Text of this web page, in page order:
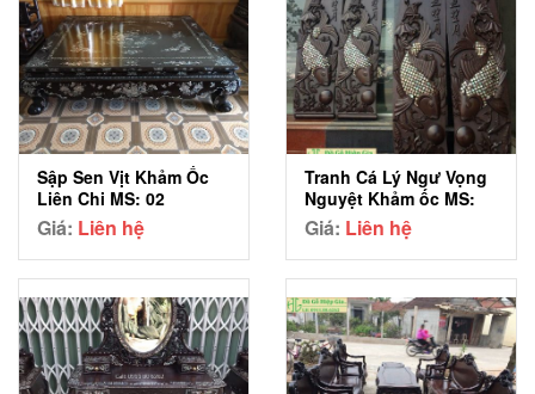
Sập Sen Vịt Khảm Ốc
Liên Chi MS: 02
Giá: Liên hệ
Tranh Cá Lý Ngư Vọng
Nguyệt Khảm ốc MS:
01
Giá: Liên hệ